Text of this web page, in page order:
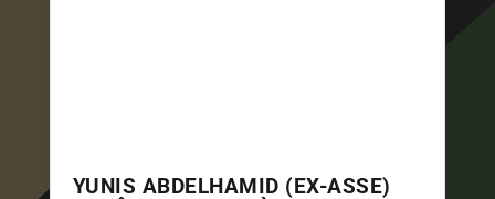
YUNIS ABDELHAMID (EX-ASSE)